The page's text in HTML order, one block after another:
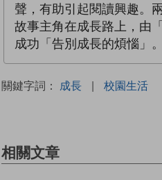
聲，有助引起閱讀興趣。
故事主角在成長路上，由
成功「告別成長的煩惱」。
關鍵字詞： 成長 | 校園生活
相關文章